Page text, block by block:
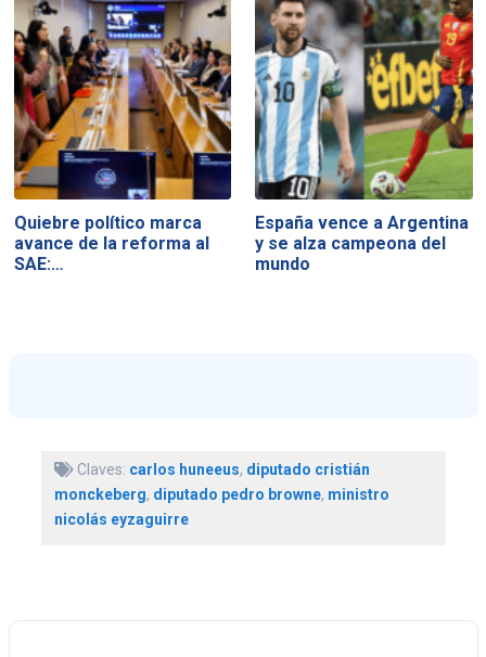
Quiebre político marca
avance de la reforma al
SAE:…
España vence a Argentina
y se alza campeona del
mundo
Claves: carlos huneeus, diputado cristián
monckeberg, diputado pedro browne, ministro
nicolás eyzaguirre